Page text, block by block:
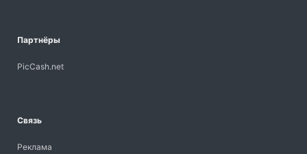
Партнёры
PicCash.net
Связь
Реклама